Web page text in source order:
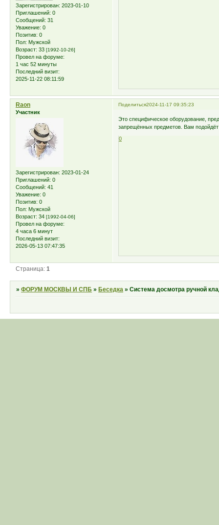
Зарегистрирован: 2023-01-10
Приглашений: 0
Сообщений: 31
Уважение: 0
Позитив: 0
Пол: Мужской
Возраст: 33 [1992-10-26]
Провел на форуме:
1 час 52 минуты
Последний визит:
2025-11-22 08:11:59
Поделиться2024-11-17 09:35:23
Raon
Участник
Зарегистрирован: 2023-01-24
Приглашений: 0
Сообщений: 41
Уважение: 0
Позитив: 0
Пол: Мужской
Возраст: 34 [1992-04-06]
Провел на форуме:
4 часа 6 минут
Последний визит:
2026-05-13 07:47:35
Это специфическое оборудование,
запрещённых предметов. Вам
0
Страница:1
»ФОРУМ МОСКВЫ И СПБ » Беседка »Система досмотра ручной